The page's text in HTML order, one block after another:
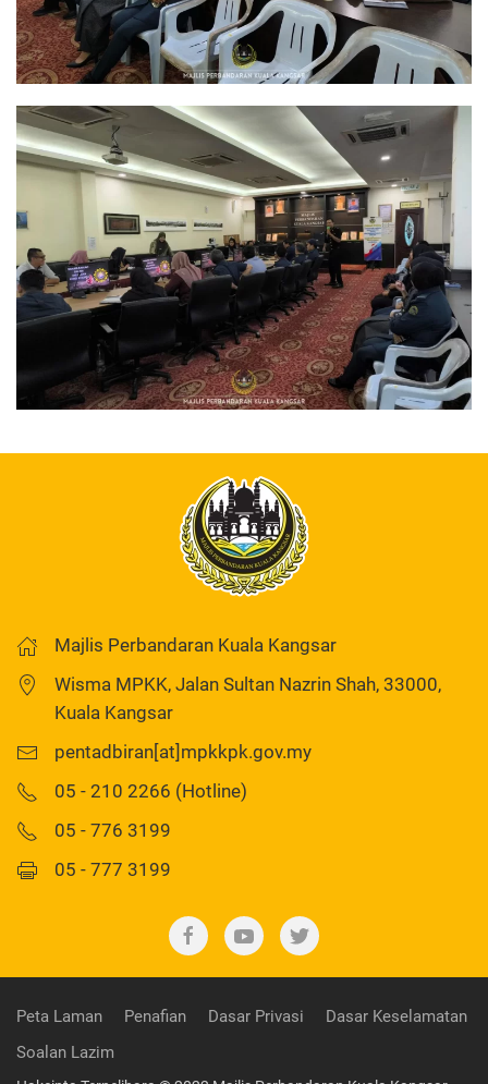
Majlis Perbandaran Kuala Kangsar
Wisma MPKK, Jalan Sultan Nazrin Shah, 33000,
Kuala Kangsar
pentadbiran[at]mpkkpk.gov.my
05 - 210 2266 (Hotline)
05 - 776 3199
05 - 777 3199
Peta Laman Penafian Dasar Privasi
Dasar Keselamatan
Soalan Lazim